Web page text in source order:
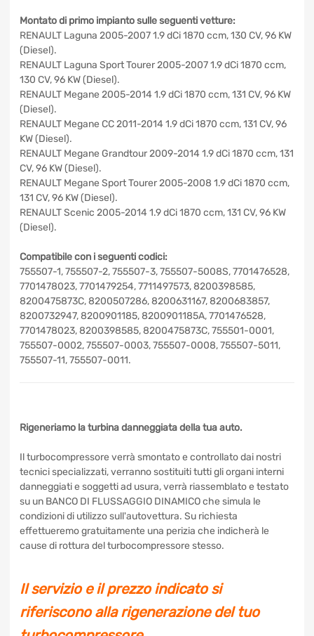
Montato di primo impianto sulle seguenti vetture:
RENAULT Laguna 2005-2007 1.9 dCi 1870 ccm, 130 CV, 96
KW (Diesel).
RENAULT Laguna Sport Tourer 2005-2007 1.9 dCi 1870
ccm, 130 CV, 96 KW (Diesel).
RENAULT Megane 2005-2014 1.9 dCi 1870 ccm, 131 CV, 96
KW (Diesel).
RENAULT Megane CC 2011-2014 1.9 dCi 1870 ccm, 131 CV,
96 KW (Diesel).
RENAULT Megane Grandtour 2009-2014 1.9 dCi 1870 ccm,
131 CV, 96 KW (Diesel).
RENAULT Megane Sport Tourer 2005-2008 1.9 dCi 1870
ccm, 131 CV, 96 KW (Diesel).
RENAULT Scenic 2005-2014 1.9 dCi 1870 ccm, 131 CV, 96
KW (Diesel).
Compatibile con i seguenti codici:
755507-1, 755507-2, 755507-3, 755507-5008S,
7701476528, 7701478023, 7701479254, 7711497573,
8200398585, 8200475873C, 8200507286, 8200631167,
8200683857, 8200732947, 8200901185, 8200901185A,
7701476528, 7701478023, 8200398585, 8200475873C,
755501-0001, 755507-0002, 755507-0003, 755507-0008,
755507-5011, 755507-11, 755507-0011.
Rigeneriamo la turbina danneggiata della tua auto.
Il turbocompressore verrà smontato e controllato dai nostri
tecnici specializzati, verranno sostituiti tutti gli organi interni
danneggiati e soggetti ad usura, verrà riassemblato e
testato su un BANCO DI FLUSSAGGIO DINAMICO che
simula le condizioni di utilizzo sull'autovettura. Su richiesta
effettueremo gratuitamente una perizia che indicherà le
cause di rottura del turbocompressore stesso.
Il servizio e il prezzo indicato si
riferiscono alla rigenerazione del tuo